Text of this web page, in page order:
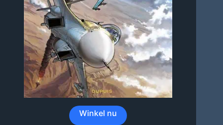
Winkel nu